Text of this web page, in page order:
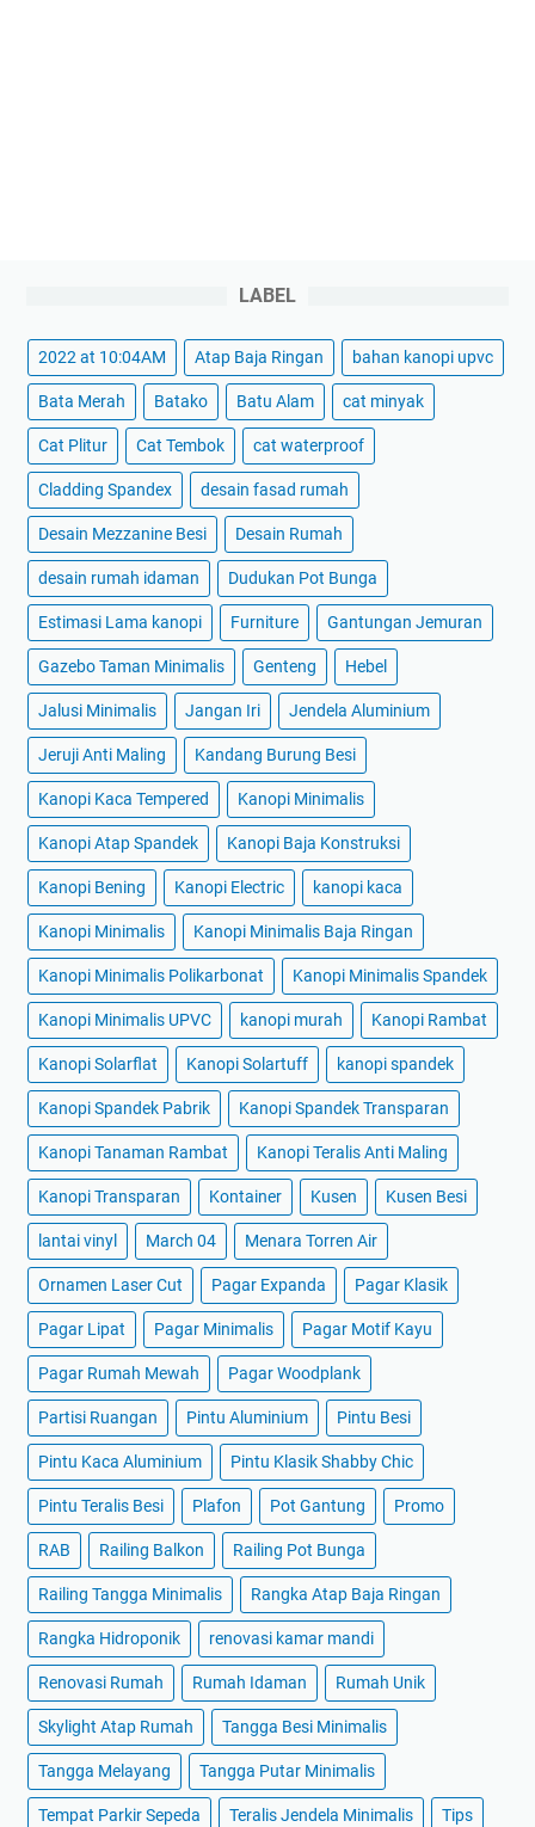
LABEL
2022 at 10:04AM Atap Baja Ringan bahan kanopi upvc
Bata Merah Batako Batu Alam cat minyak
Cat Plitur Cat Tembok cat waterproof
Cladding Spandex desain fasad rumah
Desain Mezzanine Besi Desain Rumah
desain rumah idaman Dudukan Pot Bunga
Estimasi Lama kanopi Furniture Gantungan Jemuran
Gazebo Taman Minimalis Genteng Hebel
Jalusi Minimalis Jangan Iri Jendela Aluminium
Jeruji Anti Maling Kandang Burung Besi
Kanopi Kaca Tempered Kanopi Minimalis
Kanopi Atap Spandek Kanopi Baja Konstruksi
Kanopi Bening Kanopi Electric kanopi kaca
Kanopi Minimalis Kanopi Minimalis Baja Ringan
Kanopi Minimalis Polikarbonat Kanopi Minimalis Spandek
Kanopi Minimalis UPVC kanopi murah Kanopi Rambat
Kanopi Solarflat Kanopi Solartuff kanopi spandek
Kanopi Spandek Pabrik Kanopi Spandek Transparan
Kanopi Tanaman Rambat Kanopi Teralis Anti Maling
Kanopi Transparan Kontainer Kusen Kusen Besi
lantai vinyl March 04 Menara Torren Air
Ornamen Laser Cut Pagar Expanda Pagar Klasik
Pagar Lipat Pagar Minimalis Pagar Motif Kayu
Pagar Rumah Mewah Pagar Woodplank
Partisi Ruangan Pintu Aluminium Pintu Besi
Pintu Kaca Aluminium Pintu Klasik Shabby Chic
Pintu Teralis Besi Plafon Pot Gantung Promo
RAB Railing Balkon Railing Pot Bunga
Railing Tangga Minimalis Rangka Atap Baja Ringan
Rangka Hidroponik renovasi kamar mandi
Renovasi Rumah Rumah Idaman Rumah Unik
Skylight Atap Rumah Tangga Besi Minimalis
Tangga Melayang Tangga Putar Minimalis
Tempat Parkir Sepeda Teralis Jendela Minimalis Tips